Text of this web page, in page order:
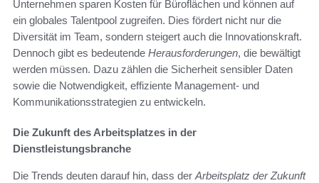
Unternehmen sparen Kosten für Büroflächen und können auf
ein globales Talentpool zugreifen. Dies fördert nicht nur die
Diversität im Team, sondern steigert auch die Innovationskraft.
Dennoch gibt es bedeutende Herausforderungen, die bewältigt
werden müssen. Dazu zählen die Sicherheit sensibler Daten
sowie die Notwendigkeit, effiziente Management- und
Kommunikationsstrategien zu entwickeln.
Die Zukunft des Arbeitsplatzes in der
Dienstleistungsbranche
Die Trends deuten darauf hin, dass derArbeitsplatz der Zukunft